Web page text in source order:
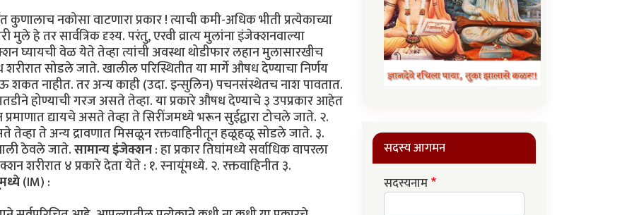
नकोसा वाटणारा प्रकार ! त्याची कमी-अधिक भीती प्रत्येकाच्या
हे तर सार्वत्रिक दृश्य. परंतु, एरवी व्रात्य मुलांना इंजेक्शनवाल्या
घ्यायची वेळ येते तेव्हा त्यांची अवस्था थोडीफार लहान मुलासारखीच
सोडले जाते. खालील परिस्थितीत या मार्गे औषध देण्याचा निर्णय
शकत नाहीत. तर अन्य काही (उदा. इन्सुलिन) पचनसंस्थेतच नाश पावतात.
होण्याची गरज असते तेव्हा. या प्रकारे औषध देण्याचे ३ उपप्रकार आहेत
द्यायचे असते तेव्हा ते सिरींजमध्ये भरून सुईद्वारा टोचले जाते. २.
तेव्हा ते अन्य द्रावणात मिसळून रक्तवाहिनीतून हळूहळू सोडले जाते. ३.
ठेवले जाते.सामान्य इंजेक्शन: हा प्रकार तिघांमध्ये सर्वाधिक वापरला
शरीरात ४ प्रकारे देता येते : १. स्नायूंमध्ये. २. रक्तवाहिनीत ३.
(IM) :
सदस्य आगमन
सदस्यनाम